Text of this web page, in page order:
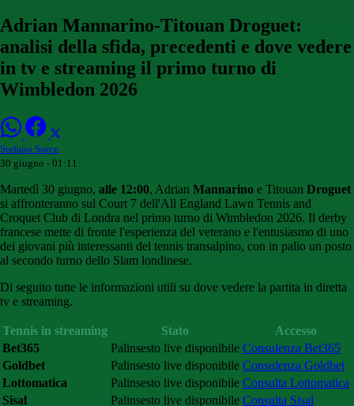
Adrian Mannarino-Titouan Droguet:
analisi della sfida, precedenti e dove vedere
in tv e streaming il primo turno di
Wimbledon 2026
Stefano Sorce
30 giugno - 01:11
Martedì 30 giugno, alle 12:00, Adrian Mannarino e Titouan Droguet
si affronteranno sul Court 7 dell'All England Lawn Tennis and
Croquet Club di Londra nel primo turno di Wimbledon 2026. Il derby
francese mette di fronte l'esperienza del veterano e l'entusiasmo di uno
dei giovani più interessanti del tennis transalpino, con in palio un posto
al secondo turno dello Slam londinese.
Di seguito tutte le informazioni utili su dove vedere la partita in diretta
tv e streaming.
Tennis in streaming Stato
Accesso
Bet365
Palinsesto live disponibile Consulenza Bet365
Goldbet
Palinsesto live disponibile Consulenza Goldbet
Lottomatica
Palinsesto live disponibile Consulta Lottomatica
Sisal
Palinsesto live disponibile Consulta Sisal